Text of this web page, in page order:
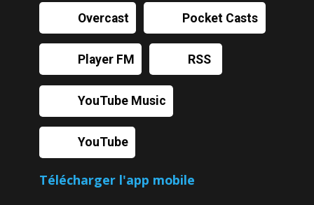
Overcast Pocket Casts
Player FM RSS
YouTube Music
YouTube
Télécharger l'app mobile